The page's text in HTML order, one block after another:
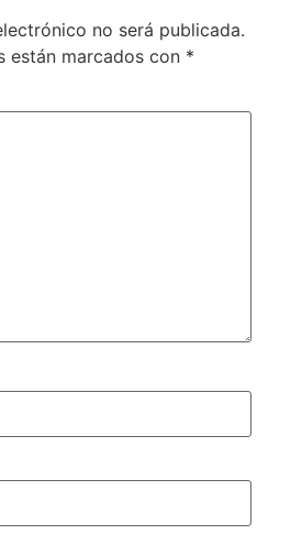
no será publicada.
están marcados con *